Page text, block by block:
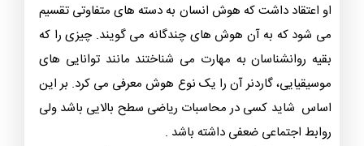
او اعتقاد داشت که هوش انسان به دسته های متفاوتی تقسیم
می شود که به آن هوش های چندگانه می گویند. چیزی را که
بقیه روانشناسان به مهارت می شناختند مانند توانایی های
موسیقیایی، گاردنر آن را یک نوع هوش معرفی می کرد. بر این
اساس شاید کسی در محاسبات ریاضی سطح بالایی باشد ولی
روابط اجتماعی ضعفی داشته باشد .